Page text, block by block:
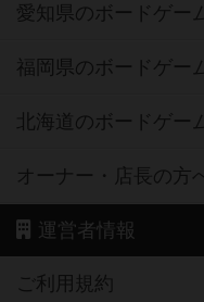
愛知県のボードゲー
福岡県のボードゲー
北海道のボードゲー
オーナー・店長の方
運営者情報
ご利用規約